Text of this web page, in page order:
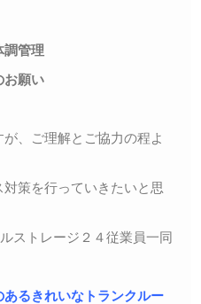
調管理
お願い
、ご理解とご協力の程よ
策を行っていきたいと思
ストレージ２４従業員一同
るきれいなトランクルー